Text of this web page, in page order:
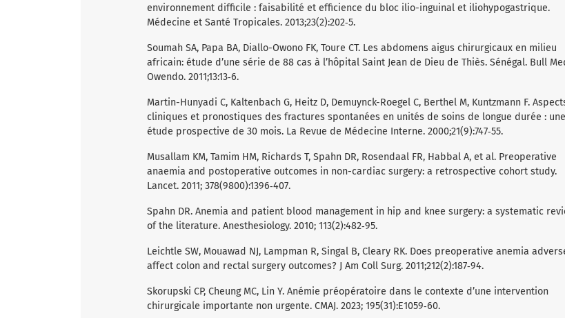
environnement difficile : faisabilité et efficience du bloc ilio-inguinal et iliohypogastrique.
Médecine et Santé Tropicales. 2013;23(2):202‑5.
Soumah SA, Papa BA, Diallo-Owono FK, Toure CT. Les abdomens aigus chirurgicaux en milieu
africain: étude d’une série de 88 cas à l’hôpital Saint Jean de Dieu de Thiès. Sénégal. Bull
Owendo. 2011;13:13‑6.
Martin-Hunyadi C, Kaltenbach G, Heitz D, Demuynck-Roegel C, Berthel M, Kuntzmann F.
cliniques et pronostiques des fractures spontanées en unités de soins de longue durée : une
étude prospective de 30 mois. La Revue de Médecine Interne. 2000;21(9):747‑55.
Musallam KM, Tamim HM, Richards T, Spahn DR, Rosendaal FR, Habbal A, et al. Preoperative
anaemia and postoperative outcomes in non-cardiac surgery: a retrospective cohort study.
Lancet. 2011; 378(9800):1396‑407.
Spahn DR. Anemia and patient blood management in hip and knee surgery: a systematic
of the literature. Anesthesiology. 2010; 113(2):482‑95.
Leichtle SW, Mouawad NJ, Lampman R, Singal B, Cleary RK. Does preoperative anemia
affect colon and rectal surgery outcomes? J Am Coll Surg. 2011;212(2):187‑94.
Skorupski CP, Cheung MC, Lin Y. Anémie préopératoire dans le contexte d’une intervention
chirurgicale importante non urgente. CMAJ. 2023; 195(31):E1059‑60.